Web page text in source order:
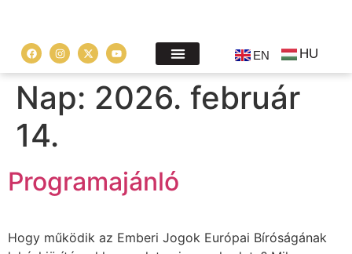
EN HU
Nap: 2026. február
14.
Programajánló
Hogy működik az Emberi Jogok Európai Bíróságának